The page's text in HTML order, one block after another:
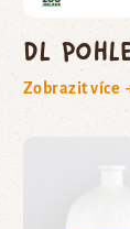
DL
Zobrazit více